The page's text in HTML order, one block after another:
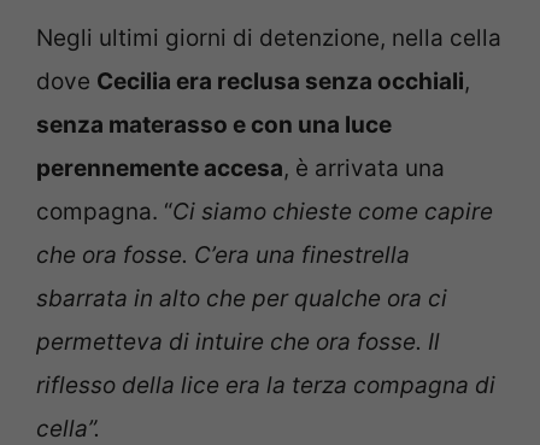
Negli ultimi giorni di detenzione, nella cella
dove Cecilia era reclusa senza occhiali,
senza materasso e con una luce
perennemente accesa, è arrivata una
compagna. “Ci siamo chieste come capire
che ora fosse. C’era una finestrella
sbarrata in alto che per qualche ora ci
permetteva di intuire che ora fosse. Il
riflesso della lice era la terza compagna di
cella”.